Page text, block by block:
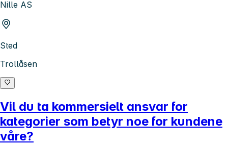
Nille AS
Sted
Trollåsen
Vil du ta kommersielt ansvar for
kategorier som betyr noe for kundene
våre?